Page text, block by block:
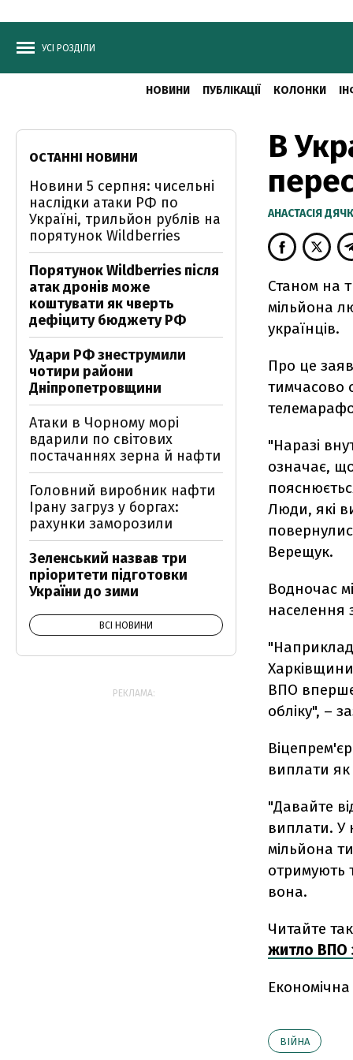
УСІ РОЗДІЛИ
НОВИНИ ПУБЛІКАЦІЇ КОЛОНКИ
В
АНАСТАСІЯ
Станом на
мільйона
українців.
Про це
тимчасово
"Наразі
означає,
Люди, які
Верещук.
Водночас
населення
ВПО
обліку", –
виплати як
"Давайте
виплати. У
мільйона
отримують
вона.
Читайте
житло ВПО
ВІЙНА
ОСТАННІ НОВИНИ
Новини 5 серпня: чисельні
наслідки атаки РФ по
Україні, трильйон рублів на
порятунок Wildberries
Порятунок Wildberries після
атак дронів може
коштувати як чверть
дефіциту бюджету РФ
Удари РФ знеструмили
чотири райони
Дніпропетровщини
Атаки в Чорному морі
вдарили по світових
постачаннях зерна й нафти
Головний виробник нафти
Ірану загруз у боргах:
рахунки заморозили
Зеленський назвав три
пріоритети підготовки
України до зими
ВСІ НОВИНИ
РЕКЛАМА: